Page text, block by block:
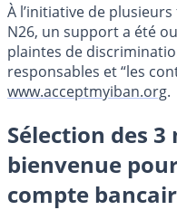
À l’initiative de
N26, un support a été
plaintes de
responsables et “les
www.acceptmyiban.org.
Sélection des
bienvenue
compte